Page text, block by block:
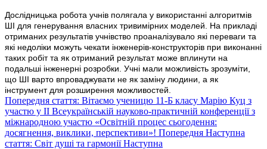
Дослідницька робота учнів полягала у використанні алгоритмів
ШІ для генерування власних тривимірних моделей. На прикладі
отриманих результатів учнівство проаналізувало які переваги та
які недоліки можуть чекати інженерів-конструкторів при виконанні
таких робіт та як отриманий результат може вплинути на
подальші інженерні розробки. Учні мали можливість зрозуміти,
що ШІ варто впроваджувати не як заміну людини, а як
інструмент для розширення можливостей.
Попередня стаття: Вітаємо ученицю 11-Б класу Марію Куц з
участю у ІІ Всеукраїнській науково-практичній конференції з
міжнародною участю «Освітній процес сьогодення:
досягнення, виклики, перспективи»! Попередня Наступна
стаття: Світ душі та гармоніїНаступна